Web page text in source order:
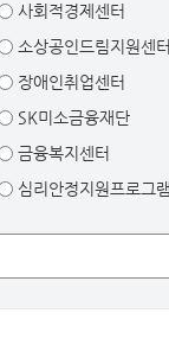
사회적경제센터
소상공인드림지원센
장애인취업센터
SK미소금융재단
금융복지센터
심리안정지원프로그